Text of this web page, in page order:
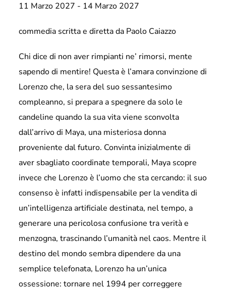
11 Marzo 2027 - 14 Marzo 2027
commedia scritta e diretta da Paolo Caiazzo
Chi dice di non aver rimpianti ne’ rimorsi, mente
sapendo di mentire! Questa è l’amara convinzione di
Lorenzo che, la sera del suo sessantesimo
compleanno, si prepara a spegnere da solo le
candeline quando la sua vita viene sconvolta
dall’arrivo di Maya, una misteriosa donna
proveniente dal futuro. Convinta inizialmente di
aver sbagliato coordinate temporali, Maya scopre
invece che Lorenzo è l’uomo che sta cercando: il suo
consenso è infatti indispensabile per la vendita di
un’intelligenza artificiale destinata, nel tempo, a
generare una pericolosa confusione tra verità e
menzogna, trascinando l’umanità nel caos. Mentre il
destino del mondo sembra dipendere da una
semplice telefonata, Lorenzo ha un’unica
ossessione: tornare nel 1994 per correggere